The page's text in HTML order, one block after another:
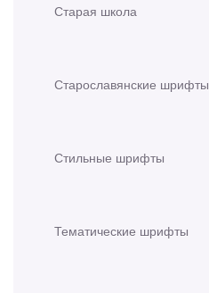
Старая школа
Старославянские шрифты
Стильные шрифты
Тематические шрифты